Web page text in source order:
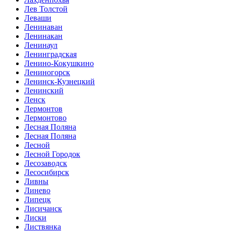
Лев Толстой
Леваши
Ленинаван
Ленинакан
Ленинаул
Ленинградская
Ленино-Кокушкино
Лениногорск
Ленинск-Кузнецкий
Ленинский
Ленск
Лермонтов
Лермонтово
Лесная Поляна
Лесная Поляна
Лесной
Лесной Городок
Лесозаводск
Лесосибирск
Ливны
Линево
Липецк
Лисичанск
Лиски
Листвянка